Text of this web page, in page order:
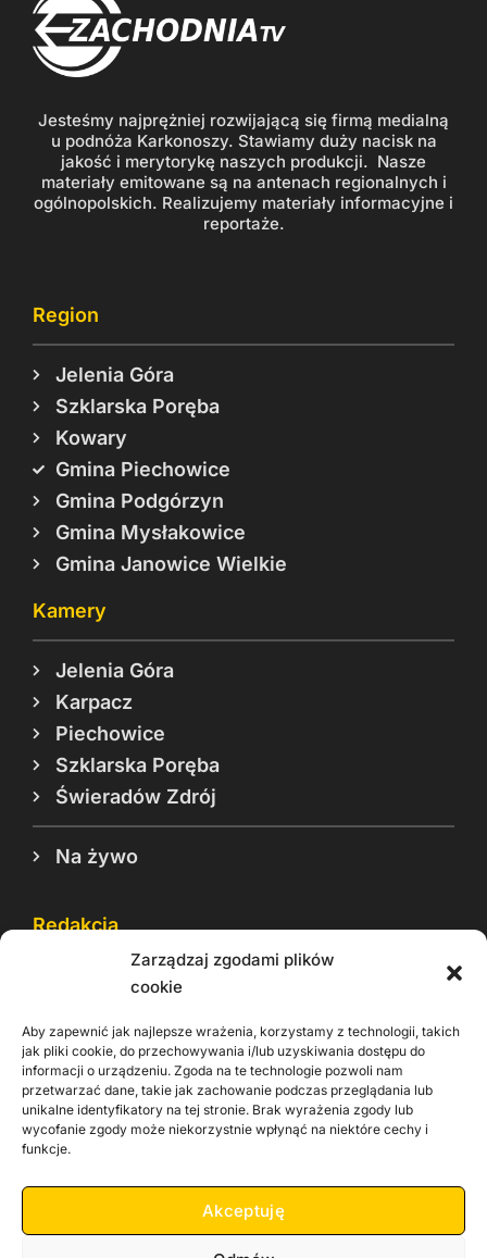
Zarządzaj zgodami plików
cookie
Aby zapewnić jak najlepsze wrażenia, korzystamy z technologii, takich
jak pliki cookie, do przechowywania i/lub uzyskiwania dostępu do
informacji o urządzeniu. Zgoda na te technologie pozwoli nam
przetwarzać dane, takie jak zachowanie podczas przeglądania lub
unikalne identyfikatory na tej stronie. Brak wyrażenia zgody lub
wycofanie zgody może niekorzystnie wpłynąć na niektóre cechy i
funkcje.
Akceptuję
Jesteśmy najprężniej rozwijającą się firmą medialną
u podnóża Karkonoszy. Stawiamy duży nacisk na
jakość i merytorykę naszych produkcji. Nasze
materiały emitowane są na antenach regionalnych i
ogólnopolskich. Realizujemy materiały informacyjne i
reportaże.
Region
Jelenia Góra
Szklarska Poręba
Kowary
Gmina Piechowice
Gmina Podgórzyn
Gmina Mysłakowice
Gmina Janowice Wielkie
Kamery
Jelenia Góra
Karpacz
Piechowice
Szklarska Poręba
Świeradów Zdrój
Na żywo
Redakcja
Reklama
Rodo
Kontakt
Informacje dla